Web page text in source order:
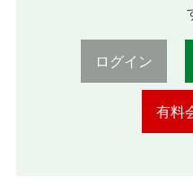
ログイン
有料